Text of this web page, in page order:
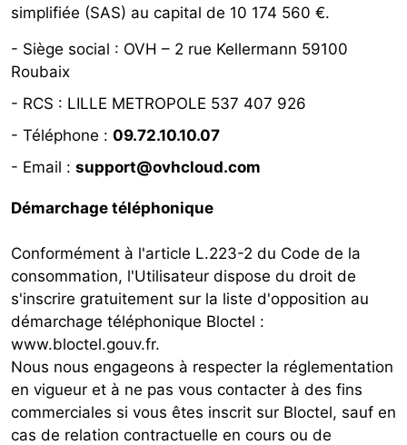
simplifiée (SAS) au capital de 10 174 560 €.
- Siège social : OVH – 2 rue Kellermann 59100
Roubaix
- RCS : LILLE METROPOLE 537 407 926
- Téléphone : 09.72.10.10.07
- Email : support@ovhcloud.com
Démarchage téléphonique
Conformément à l'article L.223-2 du Code de la
consommation, l'Utilisateur dispose du droit de
s'inscrire gratuitement sur la liste d'opposition au
démarchage téléphonique Bloctel :
www.bloctel.gouv.fr.
Nous nous engageons à respecter la réglementation
en vigueur et à ne pas vous contacter à des fins
commerciales si vous êtes inscrit sur Bloctel, sauf en
cas de relation contractuelle en cours ou de